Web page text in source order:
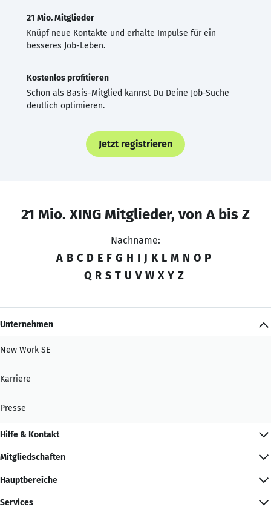
21 Mio. Mitglieder
Knüpf neue Kontakte und erhalte Impulse für ein
besseres Job-Leben.
Kostenlos profitieren
Schon als Basis-Mitglied kannst Du Deine Job-Suche
deutlich optimieren.
Jetzt registrieren
21 Mio. XING Mitglieder, von A bis Z
Nachname:
A B C D E F G H I J K L M N O P
Q R S T U V W X Y Z
Unternehmen
New Work SE
Karriere
Presse
Hilfe & Kontakt
Mitgliedschaften
Hauptbereiche
Services